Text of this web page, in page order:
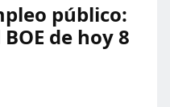
público:
de hoy 8